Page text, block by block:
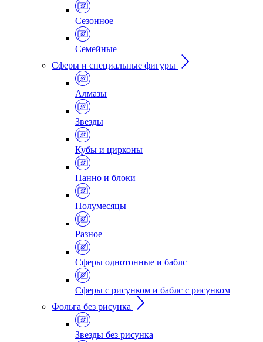
Сезонное
Семейные
Сферы и специальные фигуры
Алмазы
Звезды
Кубы и цирконы
Панно и блоки
Полумесяцы
Разное
Сферы однотонные и баблс
Сферы с рисунком и баблс с рисунком
Фольга без рисунка
Звезды без рисунка